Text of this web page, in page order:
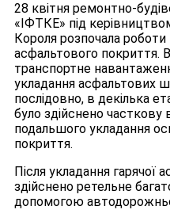
28 квітня ремонтно-
«ІФТКЕ» під
Короля розпочала
асфальтового покриття.
транспортне
укладання асфальтових
послідовно, в декілька
було здійснено
подальшого укладання
покриття.
Після укладання гарячої
здійснено ретельне
допомогою